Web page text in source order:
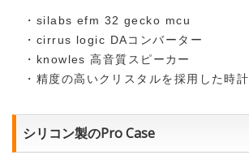
・silabs efm 32 gecko mcu
・cirrus logic DAコンバーター
・knowles 高音質スピーカー
・精度の高いクリスタルを採用した時計
シリコン製のPro Case